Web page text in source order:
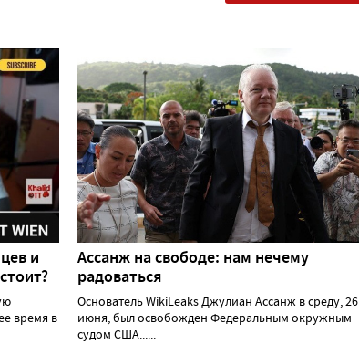
и
время в
Ассанж на свободе: нам нечему
радоваться
Основатель WikiLeaks Джулиан Ассанж в среду, 26
июня, был освобожден Федеральным окружным
судом США......